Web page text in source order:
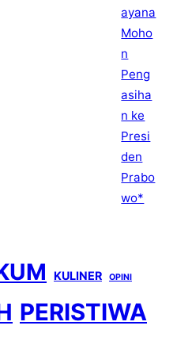
KULINER OPINI
PERISTIWA